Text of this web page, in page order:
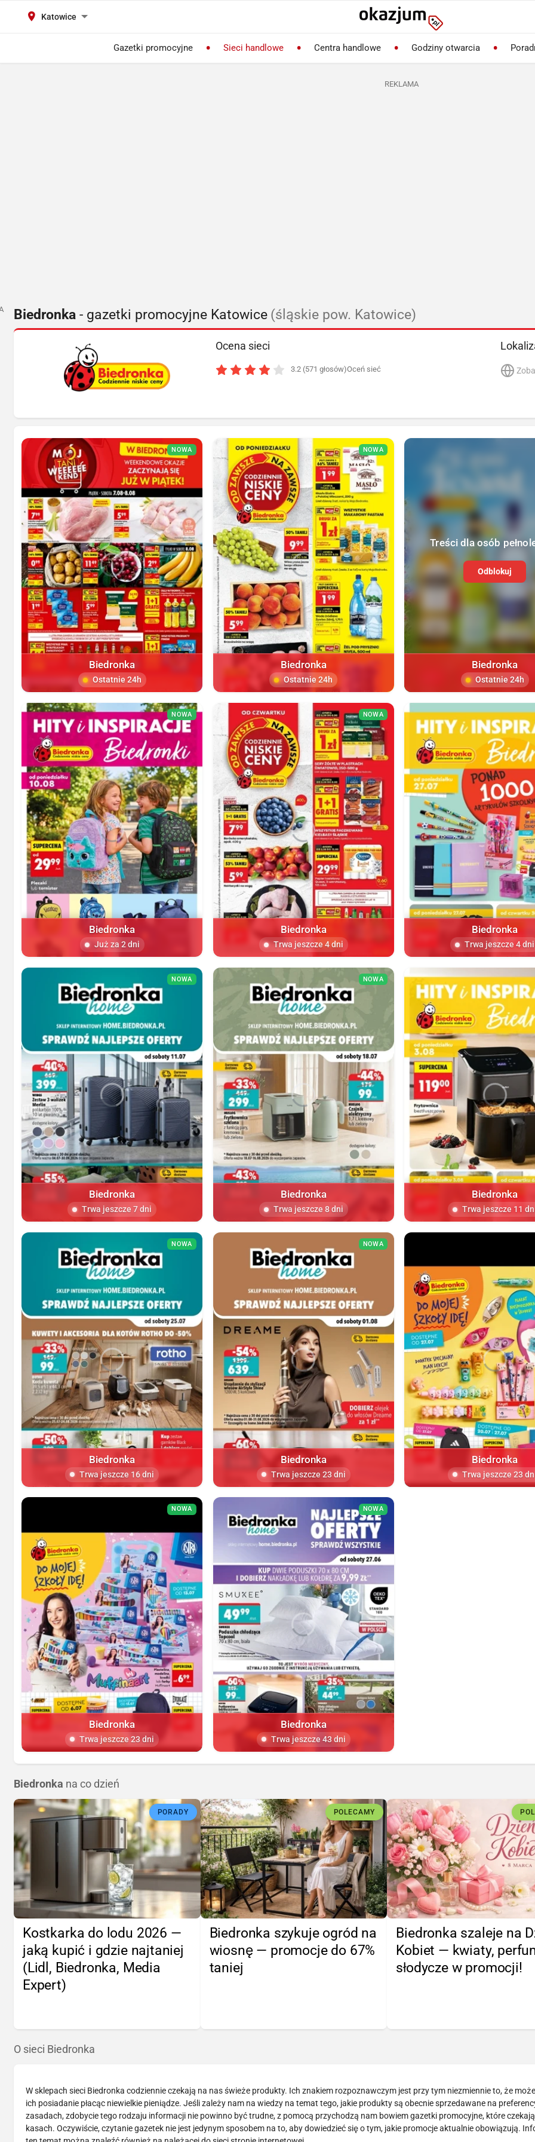
Katowice
Gazetki promocyjne Sieci handlowe Centra handlowe Godziny otwarcia
REKLAMA
Biedronka - gazetki promocyjne Katowice (śląskie pow. Katowice)
Ocena sieci
3.2 (571 głosów)Oceń sieć
NOWA
Biedronka
Ostatnie 24h
NOWA
Biedronka
Ostatnie 24h
Treści dla osób
Odblokuj
Biedronka
Ostatnie 24h
NOWA
Biedronka
Już za 2 dni
NOWA
Biedronka
Trwa jeszcze 4 dni
Biedronka
Trwa jeszcze 4 dni
NOWA
Biedronka
Trwa jeszcze 7 dni
NOWA
Biedronka
Trwa jeszcze 8 dni
Biedronka
Trwa jeszcze 11
NOWA
Biedronka
Trwa jeszcze 16 dni
NOWA
Biedronka
Trwa jeszcze 23 dni
Biedronka
Trwa jeszcze 23
NOWA
Biedronka
Trwa jeszcze 23 dni
NOWA
Biedronka
Trwa jeszcze 43 dni
Biedronka na co dzień
PORADY
Kostkarka do lodu 2026 —
jaką kupić i gdzie najtaniej
(Lidl, Biedronka, Media
Expert)
POLECAMY
Biedronka szykuje ogród na
wiosnę — promocje do 67%
taniej
Biedronka szaleje na
Kobiet — kwiaty,
słodycze w promocji!
O sieci Biedronka
W sklepach sieci Biedronka codziennie czekają na nas świeże produkty. Ich znakiem rozpoznawczym jest przy tym niezmiennie to, że
ich posiadanie płacąc niewielkie pieniądze. Jeśli zależy nam na wiedzy na temat tego, jakie produkty są obecnie sprzedawane na
zasadach, zdobycie tego rodzaju informacji nie powinno być trudne, z pomocą przychodzą nam bowiem gazetki promocyjne, które
kasach. Oczywiście, czytanie gazetek nie jest jedynym sposobem na to, aby dowiedzieć się o tym, jakie promocje aktualnie obowiązują.